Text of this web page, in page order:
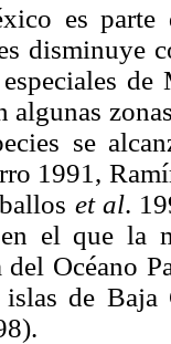
es
disminuye
algunas
se
1991,
et al.
el que la
del Océano
de